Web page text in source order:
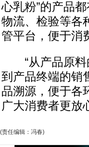
心乳粉”的产品
物流、检验等各
管平台，便于消
“从产品原料
到产品终端的销
品溯源，便于各
广大消费者更放
(责任编辑：冯春)